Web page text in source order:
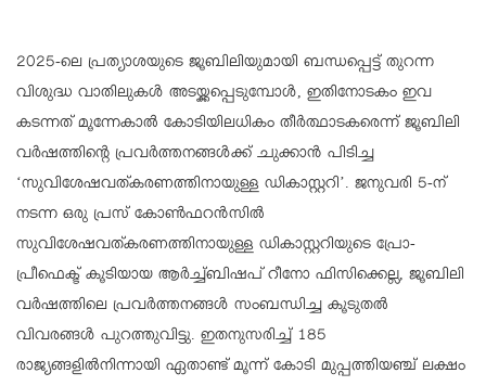
2025-ലെ പ്രത്യാശയുടെ ജൂബിലിയുമായി ബന്ധപ്പെട്ട് തുറന്ന
വിശുദ്ധ വാതിലുകള്‍ അടയ്ക്കപ്പെടുമ്പോള്‍, ഇതിനോടകം ഇവ
കടന്നത് മൂന്നേകാല്‍ കോടിയിലധികം തീര്‍ത്ഥാടകരെന്ന് ജൂബിലി
വര്‍ഷത്തിന്റെ പ്രവര്‍ത്തനങ്ങള്‍ക്ക് ചുക്കാന്‍ പിടിച്ച
‘സുവിശേഷവത്കരണത്തിനായുള്ള ഡികാസ്റ്ററി’. ജനുവരി 5-ന്
നടന്ന ഒരു പ്രസ് കോണ്‍ഫറന്‍സില്‍
സുവിശേഷവത്കരണത്തിനായുള്ള ഡികാസ്റ്ററിയുടെ പ്രോ-
പ്രീഫെക്ട് കൂടിയായ ആര്‍ച്ച്ബിഷപ് റീനോ ഫിസിക്കെല്ല, ജൂബിലി
വര്‍ഷത്തിലെ പ്രവര്‍ത്തനങ്ങള്‍ സംബന്ധിച്ച കൂടുതല്‍
വിവരങ്ങള്‍ പുറത്തുവിട്ടു. ഇതനുസരിച്ച് 185
രാജ്യങ്ങളില്‍നിന്നായി ഏതാണ്ട് മൂന്ന് കോടി മുപ്പത്തിയഞ്ച് ലക്ഷം